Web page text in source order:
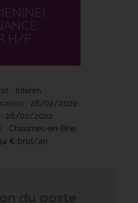
H/F
Intérim
28/02/2022
28/02/2022
Chaumes-en-Brie
€ brut/an